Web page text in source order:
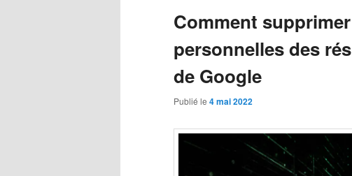
Comment
personnelles des
de Google
Publié le 4 mai 2022